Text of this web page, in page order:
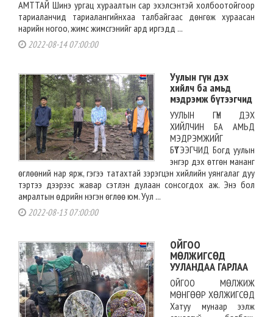
АМТТАЙ Шинэ ургац хураалтын сар эхэлсэнтэй холбоотойгоор
тариаланчид тариалангийнхаа талбайгаас дөнгөж хураасан
нарийн ногоо, жимс жимсгэнийг ард иргэдд ...
2022-08-14 07:00:00
Уулын гүн дэх
хийлч ба амьд
мэдрэмж бүтээгчид
УУЛЫН ГҮН ДЭХ
ХИЙЛЧИН БА АМЬД
МЭДРЭМЖИЙГ
БҮТЭЭГЧИД Богд уулын
энгэр дэх өтгөн мананг
өглөөний нар ярж, гэгээ татахтай зэрэгцэн хийлийн уянгалаг дуу
тэртээ дээрээс жавар сэтлэн дулаан сонсогдох аж. Энэ бол
амралтын өдрийн нэгэн өглөө юм. Уул ...
2022-08-13 07:00:00
ОЙГОО
МӨЛЖИГСӨД
УУЛАНДАА ГАРЛАА
ОЙГОО МӨЛЖИЖ
МӨНГӨӨР ХӨЛЖИГСӨД
Хатуу мунаар ээлж